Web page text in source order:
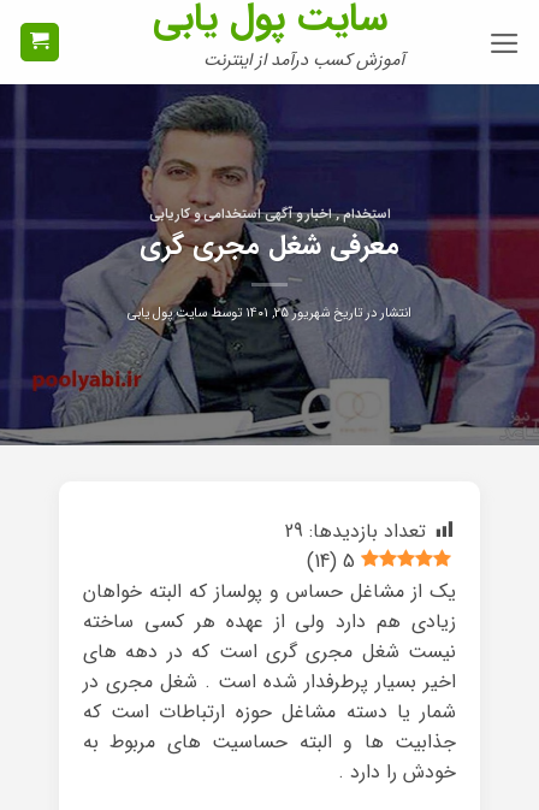
سایت پول یابی
آموزش کسب درآمد از اینترنت
استخدام , اخبار و آگهی استخدامی و کاریابی
معرفی شغل مجری گری
انتشار در تاریخشهریور ۲۵, ۱۴۰۱ توسطسایت پول یابی
تعداد بازدیدها: 29
5
(
14
)
یک از مشاغل حساس و پولساز که البته خواهان
زیادی هم دارد ولی از عهده هر کسی ساخته
نیست شغل مجری گری است که در دهه های
اخیر بسیار پرطرفدار شده است . شغل مجری در
شمار یا دسته مشاغل حوزه ارتباطات است که
جذابیت ها و البته حساسیت های مربوط به
خودش را دارد .